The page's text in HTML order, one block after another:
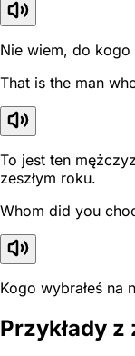
Nie wiem, do
That is the man
To jest ten
zeszłym roku.
Whom did you
Kogo wybrałeś na
Przykłady